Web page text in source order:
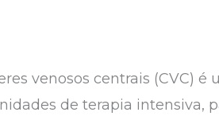
venosos centrais (CVC)
de terapia intensiva,